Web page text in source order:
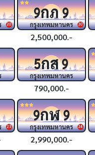
20 20
9กภ9
กรุงเทพมหานคร
2,500,000.-
5กส9
กรุงเทพมหานคร
790,000.-
23 24
9กฬ9
กรุงเทพมหานคร
2,990,000.-